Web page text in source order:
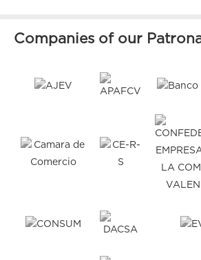
Companies of our